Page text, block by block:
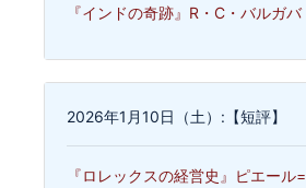
『インドの奇跡』R・C・バルガバ
2026年1月10日（土）:【短評】
『ロレックスの経営史』ピエール